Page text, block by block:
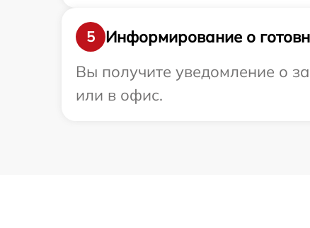
5
Информирование о
Вы получите уведомление о
или в офис.